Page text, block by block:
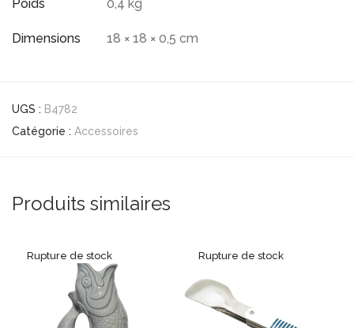
Poids 0,4 kg
Dimensions 18 × 18 × 0,5 cm
UGS : B4782
Catégorie : Accessoires
Produits similaires